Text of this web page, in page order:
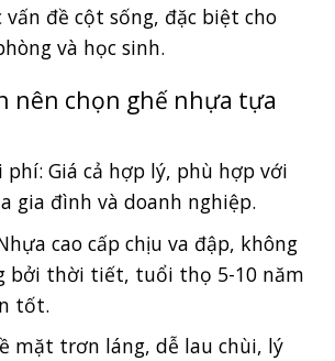
vấn đề cột sống, đặc biệt cho
và học sinh.
nên chọn ghế nhựa tựa
Giá cả hợp lý, phù hợp với
gia đình và doanh nghiệp.
cao cấp chịu va đập, không
bởi thời tiết, tuổi thọ 5-10 năm
tốt.
mặt trơn láng, dễ lau chùi, lý